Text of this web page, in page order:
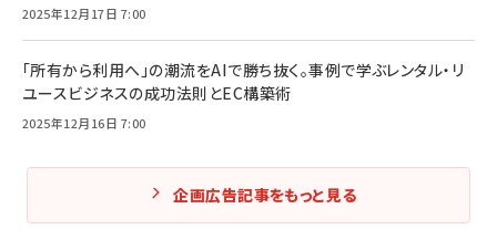
2025年12月17日 7:00
「所有から利用へ」の潮流をAIで勝ち抜く。事例で学ぶレンタル・リ
ユースビジネスの成功法則とEC構築術
2025年12月16日 7:00
企画広告記事をもっと見る